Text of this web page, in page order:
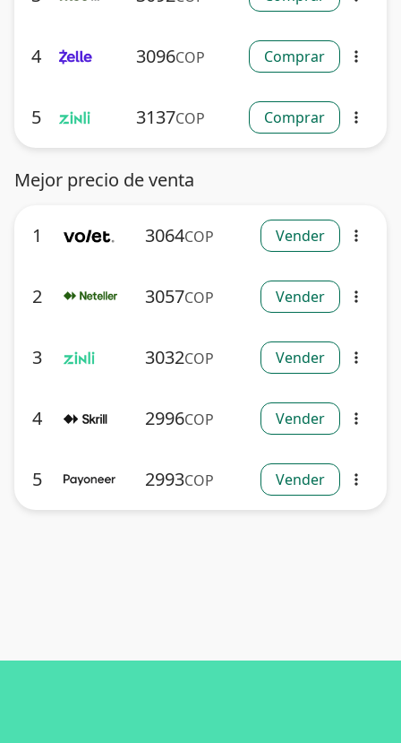
4 3096COP Comprar more_vert
5 3137COP Comprar more_vert
Mejor precio de venta
1 3064COP Vender more_vert
2 3057COP Vender more_vert
3 3032COP Vender more_vert
4 2996COP Vender more_vert
5 2993COP Vender more_vert